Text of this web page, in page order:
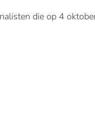
die op 4